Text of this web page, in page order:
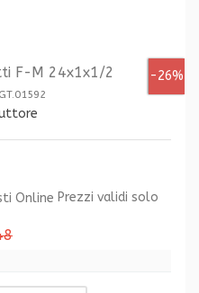
-26%
F-M 24x1x1/2
Prezzi validi solo